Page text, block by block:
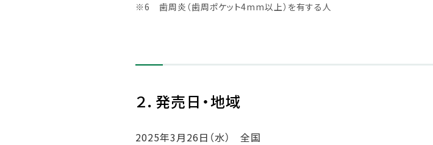
※6 歯周炎（歯周ポケット4mm以上）を有する人
２．発売日・地域
2025年3月26日（水） 全国